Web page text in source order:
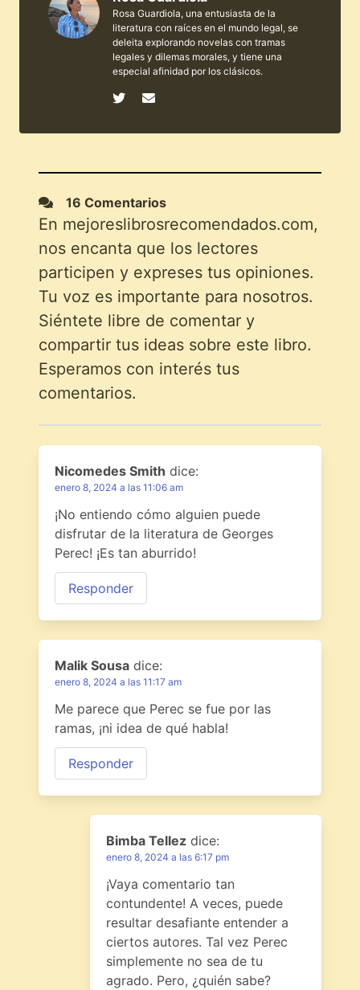
Rosa Guardiola, una entusiasta de la
literatura con raíces en el mundo legal, se
deleita explorando novelas con tramas
legales y dilemas morales, y tiene una
especial afinidad por los clásicos.
16 Comentarios
En mejoreslibrosrecomendados.com,
nos encanta que los lectores
participen y expreses tus opiniones.
Tu voz es importante para nosotros.
Siéntete libre de comentar y
compartir tus ideas sobre este libro.
Esperamos con interés tus
comentarios.
Nicomedes Smith dice:
enero 8, 2024 a las 11:06 am
¡No entiendo cómo alguien puede
disfrutar de la literatura de Georges
Perec! ¡Es tan aburrido!
Responder
Malik Sousa dice:
enero 8, 2024 a las 11:17 am
Me parece que Perec se fue por las
ramas, ¡ni idea de qué habla!
Responder
Bimba Tellez dice:
enero 8, 2024 a las 6:17 pm
¡Vaya comentario tan
contundente! A veces, puede
resultar desafiante entender a
ciertos autores. Tal vez Perec
simplemente no sea de tu
agrado. Pero, ¿quién sabe?